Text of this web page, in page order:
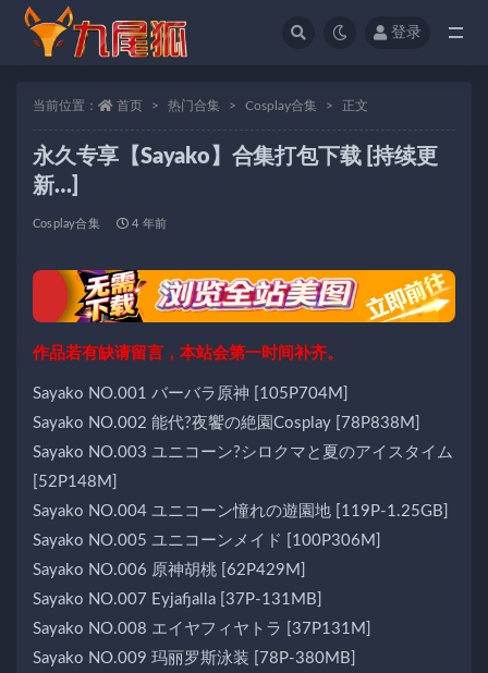
登录
当前位置： 首页 热门合集 Cosplay合集 正文
永久专享【Sayako】合集打包下载 [持续更
新…]
Cosplay合集 4 年前
作品若有缺请留言，本站会第一时间补齐。
Sayako NO.001 バーバラ原神 [105P704M]
Sayako NO.002 能代?夜饗の絶園Cosplay [78P838M]
Sayako NO.003 ユニコーン?シロクマと夏のアイスタイム
[52P148M]
Sayako NO.004 ユニコーン憧れの遊園地 [119P-1.25GB]
Sayako NO.005 ユニコーンメイド [100P306M]
Sayako NO.006 原神胡桃 [62P429M]
Sayako NO.007 Eyjafjalla [37P-131MB]
Sayako NO.008 エイヤフィヤトラ [37P131M]
Sayako NO.009 玛丽罗斯泳装 [78P-380MB]
全部